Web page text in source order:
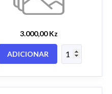
3.000,00 Kz
ADICIONAR